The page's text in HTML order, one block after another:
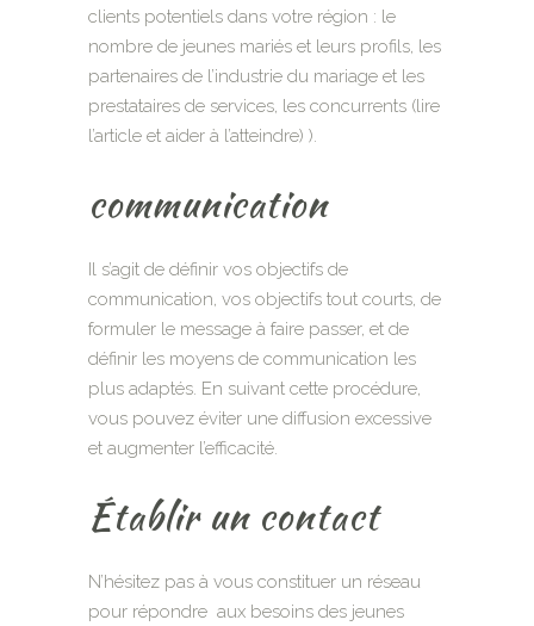
clients potentiels dans votre région : le
nombre de jeunes mariés et leurs profils, les
partenaires de l’industrie du mariage et les
prestataires de services, les concurrents (lire
l’article et aider à l’atteindre) ).
communication
Il s’agit de définir vos objectifs de
communication, vos objectifs tout courts, de
formuler le message à faire passer, et de
définir les moyens de communication les
plus adaptés. En suivant cette procédure,
vous pouvez éviter une diffusion excessive
et augmenter l’efficacité.
Établir un contact
N’hésitez pas à vous constituer un réseau
pour répondre aux besoins des jeunes